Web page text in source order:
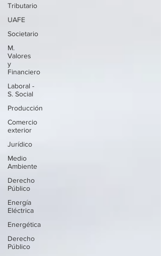
Tributario
UAFE
Societario
M.
Valores
y
Financiero
Laboral -
S. Social
Producción
Comercio
exterior
Jurídico
Medio
Ambiente
Derecho
Público
Energía
Eléctrica
Energética
Derecho
Público